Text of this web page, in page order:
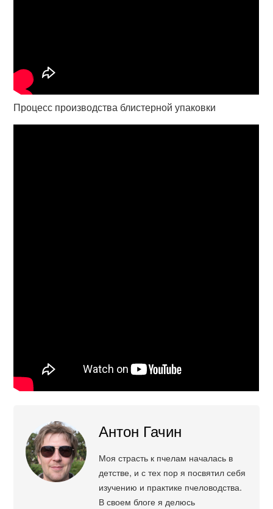
Процесс производства блистерной упаковки
Антон Гачин
Моя страсть к пчелам началась в
детстве, и с тех пор я посвятил себя
изучению и практике пчеловодства.
В своем блоге я делюсь